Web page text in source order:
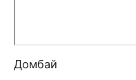
Домбай